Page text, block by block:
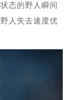
态的野人瞬间
人失去速度优